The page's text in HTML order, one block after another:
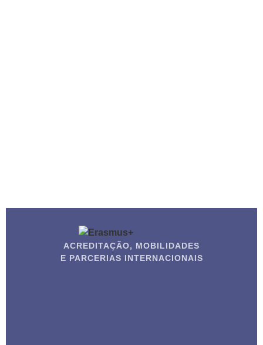
ACREDITAÇÃO, MOBILIDADES
E PARCERIAS INTERNACIONAIS